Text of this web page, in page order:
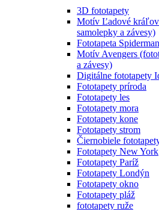
3D fototapety
Motív Ľadové
samolepky a závesy)
Fototapeta Spiderman
Motív Avengers
a závesy)
Digitálne fototapety
Fototapety príroda
Fototapety les
Fototapety mora
Fototapety kone
Fototapety strom
Čiernobiele
Fototapety New York
Fototapety Paríž
Fototapety Londýn
Fototapety okno
Fototapety pláž
fototapety ruže